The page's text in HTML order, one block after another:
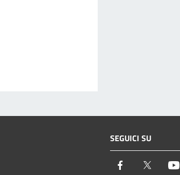
SEGUICI SU
Facebook Twitter